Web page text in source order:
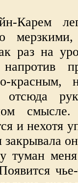
Карем
раз на
отсюда
и нехотя
туман